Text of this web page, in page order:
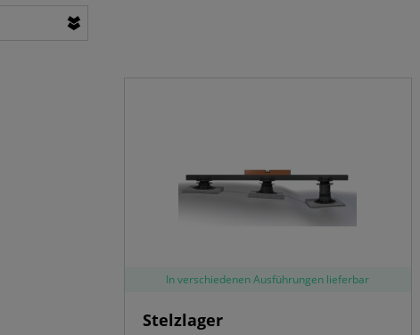
In verschiedenen Ausführungen lieferbar
Stelzlager